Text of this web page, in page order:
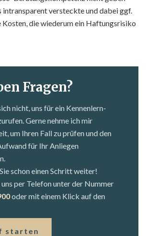
intransparent versteckte und dabei ggf.
Kosten, die wiederum ein Haftungsrisiko
Fragen?
nicht, uns für ein Kennenlern­
Gerne nehme ich mir
um Ihren Fall zu prüfen und den
für Ihr Anliegen
schon einen Schritt weiter!
uns per Telefon unter der Nummer
oder mit einem Klick auf den
starten